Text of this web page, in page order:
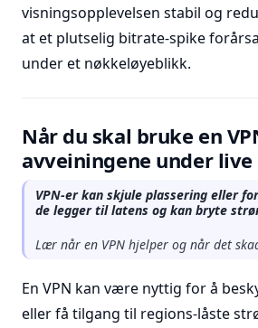
visningsopplevelsen stabil og
at et plutselig bitrate-spike
under et nøkkeløyeblikk.
Når du skal bruke en
avveiningene under
VPN-er kan skjule plassering eller
de legger til latens og kan bryte
Lær når en VPN hjelper og når det
En VPN kan være nyttig for å
eller få tilgang til regions-låste